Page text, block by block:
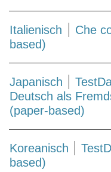
Italienisch
Che
based)
Japanisch
Deutsch als
(paper-based)
Koreanisch
based)